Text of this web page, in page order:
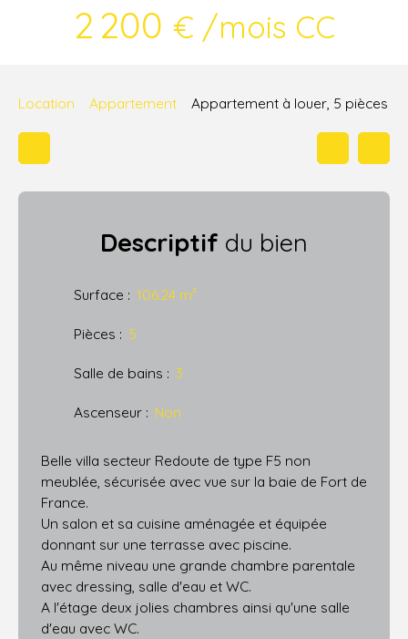
2 200 € /mois CC
Location Appartement Appartement à louer, 5 pièces
Descriptif du bien
Surface : 106.24 m²
Pièces : 5
Salle de bains : 3
Ascenseur : Non
Belle villa secteur Redoute de type F5 non
meublée, sécurisée avec vue sur la baie de Fort de
France.
Un salon et sa cuisine aménagée et équipée
donnant sur une terrasse avec piscine.
Au même niveau une grande chambre parentale
avec dressing, salle d'eau et WC.
A l'étage deux jolies chambres ainsi qu'une salle
d'eau avec WC.